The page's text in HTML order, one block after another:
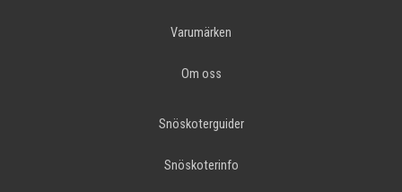
Varumärken
Om oss
Snöskoterguider
Snöskoterinfo